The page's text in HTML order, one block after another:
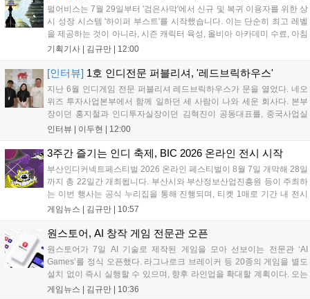
펄어비스는 7월 29일부터 '검은사막'에서 신규 및 복귀 이용자를 위한 상
시 성장 시스템 '하이퍼 부스트'를 시작했습니다. 이는 단순히 최고 레벨
을 제공하는 것이 아니라, 시즌 캐릭터 육성, 올비아 아카데미 수료, 아침
의 나라 설화 진행 등 4단계 과정을 통해 게임에 적응하며 공방합 750을
장비와 검은별 무기, 카라자드 장신구 등을 획득해 주요 콘텐츠에 진입
할 수 있습니다....
기획기사 | 김규만 12:00
[인터뷰] 1호 인디전문 퍼블리셔, '레드브릭하우스'
지난 6월 인디게임 전문 퍼블리셔 레드브릭하우스가 문을 열었다. 네오
위즈 투자사업본부에서 함께 일하던 세 사람이 나와 세운 회사다. 본부
장이던 홍지철과 인디투자실장이던 김혁진이 공동대표를, 중국사업실
장이던 이민정이 이사를 맡았다. 출범 한 달여 만에 위메이드맥스의 전
들어왔다. 서비스 중인...
인터뷰 | 이두현 12:00
3주간 즐기는 인디 축제, BIC 2026 온라인 전시 시작
부산인디커넥트페스티벌 2026 온라인 페스티벌이 8월 7일 개막해 28일
까지 총 22일간 개최됩니다. 부산시와 부산정보산업진흥원 등이 주최하
는 이번 행사는 공식 누리집을 통해 진행되며, 티켓 1매로 기간 내 전시
작을 제한 없이 체험할 수 있습니다. 일반 및 루키 부문 등 다양한 인디게
세계 누구나 참여 가능한 이번 행사는 역대 최대 규모로 열려 인디게임
생태계 확장에 기여할 전망입니다....
게임뉴스 | 김규만 10:57
원스토어, AI 창작 게임 전문관 오픈
원스토어가 7일 AI 기술로 제작된 게임을 모아 선보이는 전문관 ‘AI
Games’를 정식 오픈했다. 라그나로크 브레이커 등 20종의 게임을 별도
설치 없이 즉시 실행할 수 있으며, 향후 라인업을 확대할 계획이다. 오는
11일부터는 게임 실행 시 할인 쿠폰을 지급하는 오픈 기념 이벤트도 진
게임뉴스 | 김규만 10:36